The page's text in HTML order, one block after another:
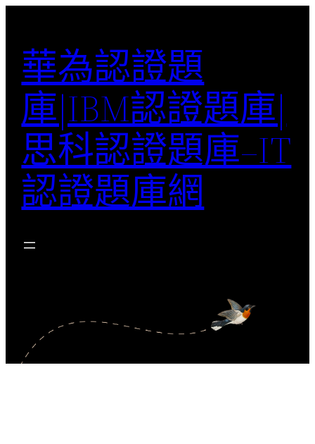
華為認證題
庫|IBM認證題庫|
思科認證題庫–IT
認證題庫網